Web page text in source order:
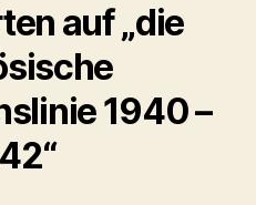
auf „die
1940 –